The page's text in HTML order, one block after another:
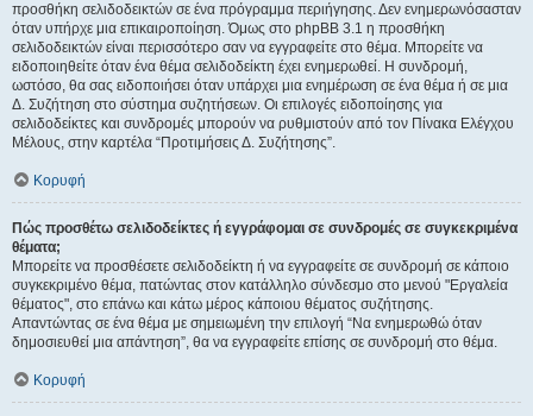
προσθήκη σελιδοδεικτών σε ένα πρόγραμμα περιήγησης. Δεν ενημερωνόσασταν
όταν υπήρχε μια επικαιροποίηση. Όμως στο phpBB 3.1 η προσθήκη
σελιδοδεικτών είναι περισσότερο σαν να εγγραφείτε στο θέμα. Μπορείτε να
ειδοποιηθείτε όταν ένα θέμα σελιδοδείκτη έχει ενημερωθεί. Η συνδρομή,
ωστόσο, θα σας ειδοποιήσει όταν υπάρχει μια ενημέρωση σε ένα θέμα ή σε μια
Δ. Συζήτηση στο σύστημα συζητήσεων. Οι επιλογές ειδοποίησης για
σελιδοδείκτες και συνδρομές μπορούν να ρυθμιστούν από τον Πίνακα Ελέγχου
Μέλους, στην καρτέλα “Προτιμήσεις Δ. Συζήτησης”.
Κορυφή
Πώς προσθέτω σελιδοδείκτες ή εγγράφομαι σε συνδρομές σε συγκεκριμένα
θέματα;
Μπορείτε να προσθέσετε σελιδοδείκτη ή να εγγραφείτε σε συνδρομή σε κάποιο
συγκεκριμένο θέμα, πατώντας στον κατάλληλο σύνδεσμο στο μενού "Εργαλεία
θέματος", στο επάνω και κάτω μέρος κάποιου θέματος συζήτησης.
Απαντώντας σε ένα θέμα με σημειωμένη την επιλογή “Να ενημερωθώ όταν
δημοσιευθεί μια απάντηση”, θα να εγγραφείτε επίσης σε συνδρομή στο θέμα.
Κορυφή